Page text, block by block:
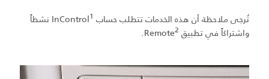
تُرجى ملاحظة أن هذه الخدمات تتطلب حساب InControl 1
نشطاً
واشتراكاً في تطبيق Remote 2
.